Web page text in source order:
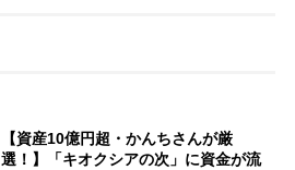
【資産10億円超・かんちさんが厳
選！】「キオクシアの次」に資金が流